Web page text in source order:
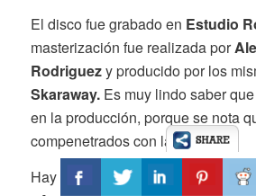
El disco fue grabado en Estudio
masterización fue realizada por
Rodriguezy producido por los
Skaraway. Es muy lindo saber
en la producción, porque se nota
compenetrados con la causa.
Hay una serie de contrastes muy